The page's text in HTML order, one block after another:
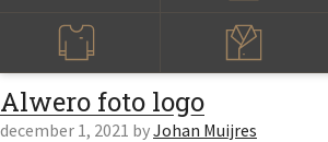
Alwero foto logo
december 1, 2021 byJohan Muijres